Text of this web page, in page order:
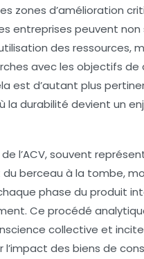
zones d’amélioration
entreprises peuvent
des ressources,
avec les objectifs de
est d’autant plus
la durabilité devient un
l’ACV, souvent
du berceau à la tombe,
phase du produit
Ce procédé
collective et
l’impact des biens de